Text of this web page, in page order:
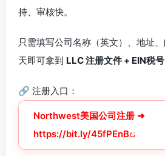
持、审核快。
只需填写公司名称（英文）、地址
天即可拿到 LLC 注册文件 + EIN税号
🔗 注册入口：
Northwest美国公司注册 ➜
https://bit.ly/45fPEnB